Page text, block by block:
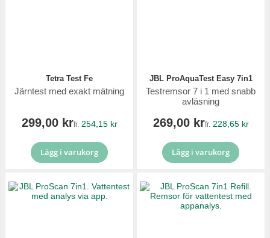
Tetra Test Fe
Järntest med exakt mätning
299,00 krfr. 254,15 kr
Lägg i varukorg
JBL ProAquaTest Easy 7in1
Testremsor 7 i 1 med snabb
avläsning
269,00 krfr. 228,65 kr
Lägg i varukorg